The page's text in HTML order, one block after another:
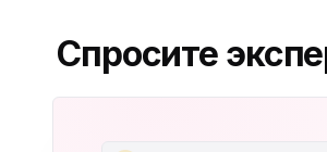
Спросите